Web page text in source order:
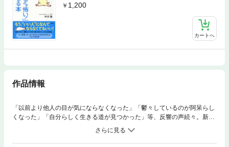
1,200
カートへ
作品情報
「以前より他人の目が気にならなくなった」「鬱々しているのが阿呆らし
くなった」「自分らしく生きる道が見つかった」等、反響の声続々。新聞
や雑誌、ラジオでの人生相談が大人気。いま、大阪で大注目の心療内科医
が、窮屈な毎日を楽しい毎日に変えるコツを指南！ 「こころを回復させ
る方法」や「視野を広げる考え方」、また、「心地いい距離感が取れる方